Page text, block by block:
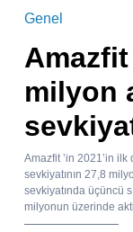
Genel
milyon
Amazfit ’in 2021’in ilk
sevkiyatının 27,8
sevkiyatında üçüncü
milyonun üzerinde